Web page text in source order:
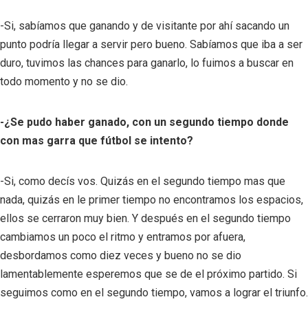
-Si, sabíamos que ganando y de visitante por ahí sacando un
punto podría llegar a servir pero bueno. Sabíamos que iba a ser
duro, tuvimos las chances para ganarlo, lo fuimos a buscar en
todo momento y no se dio.
-¿Se pudo haber ganado, con un segundo tiempo donde
con mas garra que fútbol se intento?
-Si, como decís vos. Quizás en el segundo tiempo mas que
nada, quizás en le primer tiempo no encontramos los espacios,
ellos se cerraron muy bien. Y después en el segundo tiempo
cambiamos un poco el ritmo y entramos por afuera,
desbordamos como diez veces y bueno no se dio
lamentablemente esperemos que se de el próximo partido. Si
seguimos como en el segundo tiempo, vamos a lograr el triunfo.